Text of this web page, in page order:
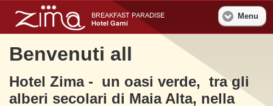
Menu
Benvenuti all
Hotel Zima - un oasi verde, tra gli
alberi secolari di Maia Alta, nella